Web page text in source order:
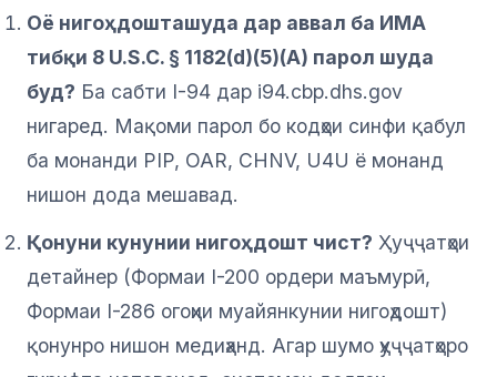
Оё нигоҳдошташуда дар аввал ба ИМА
тибқи 8 U.S.C. § 1182(d)(5)(A) парол шуда
буд? Ба сабти I-94 дар i94.cbp.dhs.gov
нигаред. Мақоми парол бо кодҳои синфи қабул
ба монанди PIP, OAR, CHNV, U4U ё монанд
нишон дода мешавад.
Қонуни кунунии нигоҳдошт чист? Ҳуҷҷатҳои
детайнер (Формаи I-200 ордери маъмурӣ,
Формаи I-286 огоҳии муайянкунии нигоҳдошт)
қонунро нишон медиҳанд. Агар шумо ҳуҷҷатҳоро